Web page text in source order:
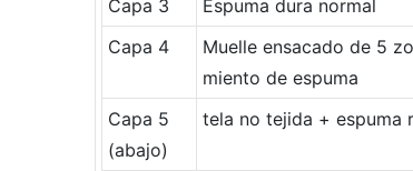
Capa 3
Espuma dura normal
Capa 4
Muelle ensacado de 5
miento de espuma
Capa 5
(abajo)
tela no tejida + espuma